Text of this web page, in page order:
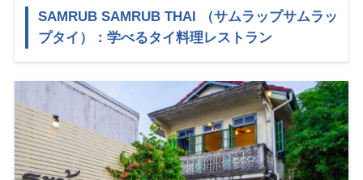
SAMRUB SAMRUB THAI （サムラップサムラッ
プタイ）：学べるタイ料理レストラン